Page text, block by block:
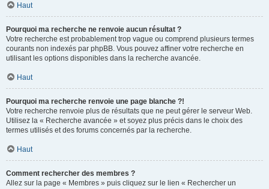
Haut
Pourquoi ma recherche ne renvoie aucun résultat ?
Votre recherche est probablement trop vague ou comprend plusieurs termes
courants non indexés par phpBB. Vous pouvez affiner votre recherche en
utilisant les options disponibles dans la recherche avancée.
Haut
Pourquoi ma recherche renvoie une page blanche ?!
Votre recherche renvoie plus de résultats que ne peut gérer le serveur Web.
Utilisez la « Recherche avancée » et soyez plus précis dans le choix des
termes utilisés et des forums concernés par la recherche.
Haut
Comment rechercher des membres ?
Allez sur la page « Membres » puis cliquez sur le lien « Rechercher un